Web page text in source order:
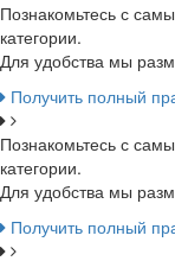
Познакомьтесь с
категории.
Для удобства мы
Получить полный
Познакомьтесь с
категории.
Для удобства мы
Получить полный